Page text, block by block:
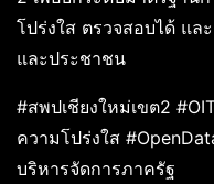
โปร่งใส ตรวจสอบได้ แล
และประชาชน
#สพปเชียงใหม่เขต2
ความโปร่งใส
บริหารจัดการภาครัฐ